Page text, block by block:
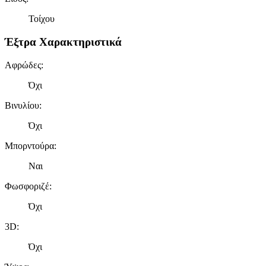
Τοίχου
Έξτρα Χαρακτηριστικά
Αφρώδες:
Όχι
Βινυλίου:
Όχι
Μπορντούρα:
Ναι
Φωσφοριζέ:
Όχι
3D:
Όχι